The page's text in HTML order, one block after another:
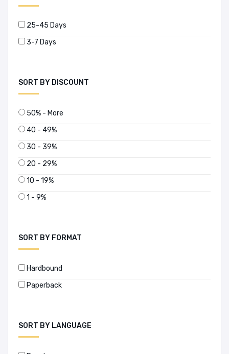
25-45 Days
3-7 Days
SORT BY DISCOUNT
50% - More
40 - 49%
30 - 39%
20 - 29%
10 - 19%
1 - 9%
SORT BY FORMAT
Hardbound
Paperback
SORT BY LANGUAGE